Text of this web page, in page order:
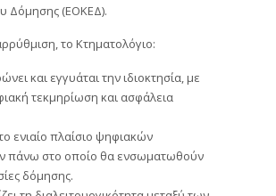
Δόμησης (ΕΟΚΕΔ).
το Κτηματολόγιο:
και εγγυάται την ιδιοκτησία, με
τεκμηρίωση και ασφάλεια
ενιαίο πλαίσιο ψηφιακών
πάνω στο οποίο θα ενσωματωθούν
δόμησης.